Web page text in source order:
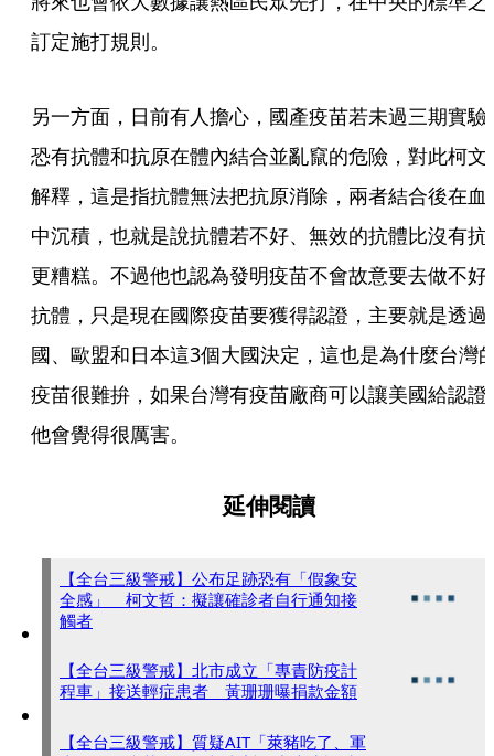
訂定施打規則。
另一方面，日前有人擔心，國產疫苗若未過三期實驗
恐有抗體和抗原在體內結合並亂竄的危險，對此柯文
解釋，這是指抗體無法把抗原消除，兩者結合後在血
中沉積，也就是說抗體若不好、無效的抗體比沒有抗
更糟糕。不過他也認為發明疫苗不會故意要去做不好
抗體，只是現在國際疫苗要獲得認證，主要就是透過
國、歐盟和日本這3個大國決定，這也是為什麼台灣
疫苗很難拚，如果台灣有疫苗廠商可以讓美國給認證
他會覺得很厲害。
延伸閱讀
【全台三級警戒】公布足跡恐有「假象安
全感」 柯文哲：擬讓確診者自行通知接
觸者
【全台三級警戒】北市成立「專責防疫計
程車」接送輕症患者 黃珊珊曝捐款金額
【全台三級警戒】質疑AIT「萊豬吃了、軍